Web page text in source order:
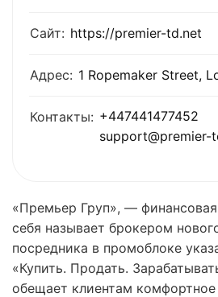
Сайт: https://premier-td.net
Адрес: 1 Ropemaker Street,
Контакты: +447441477452
support@premier-
«Премьер Груп», —
себя называет брокером
посредника в промоблоке
«Купить. Продать.
обещает клиентам